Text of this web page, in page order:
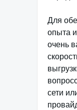
Для
опыта
очень
сети